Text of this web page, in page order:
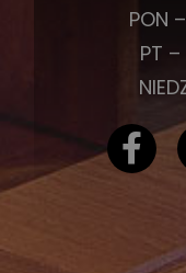
PON
PT